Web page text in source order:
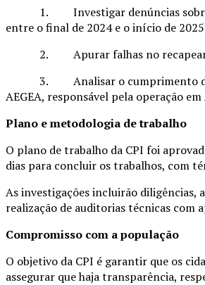
1. Investigar denúncias sobre a
entre o final de 2024 e o início de
2. Apurar falhas no
3. Analisar o cumprimento das
AEGEA, responsável pela operação
Plano e metodologia de trabalho
O plano de trabalho da CPI foi
dias para concluir os trabalhos, com
As investigações incluirão diligências,
realização de auditorias técnicas com
Compromisso com a população
O objetivo da CPI é garantir que os
assegurar que haja transparência,